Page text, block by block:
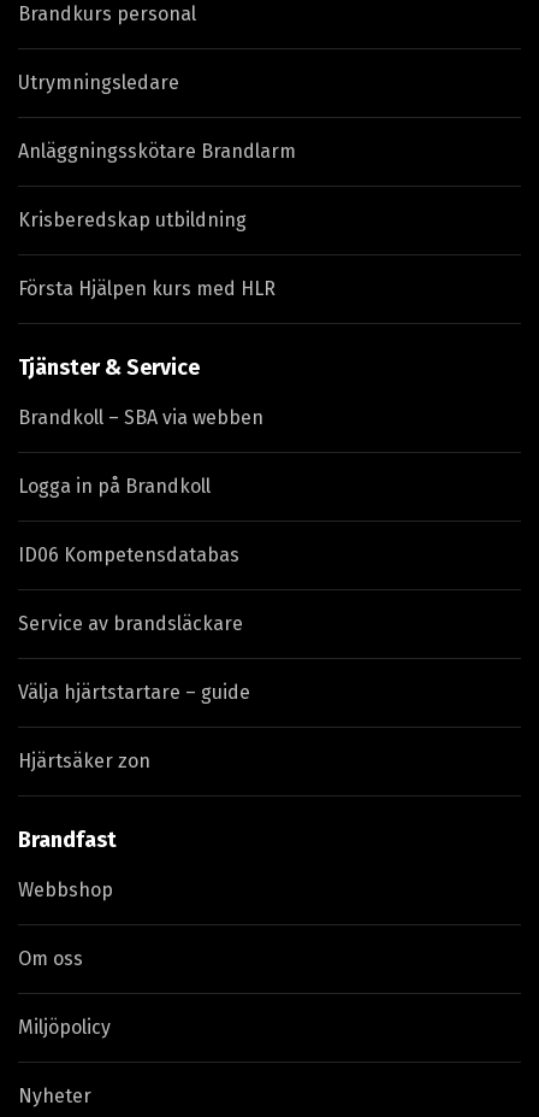
Brandkurs personal
Utrymningsledare
Anläggningsskötare Brandlarm
Krisberedskap utbildning
Första Hjälpen kurs med HLR
Tjänster & Service
Brandkoll – SBA via webben
Logga in på Brandkoll
ID06 Kompetensdatabas
Service av brandsläckare
Välja hjärtstartare – guide
Hjärtsäker zon
Brandfast
Webbshop
Om oss
Miljöpolicy
Nyheter